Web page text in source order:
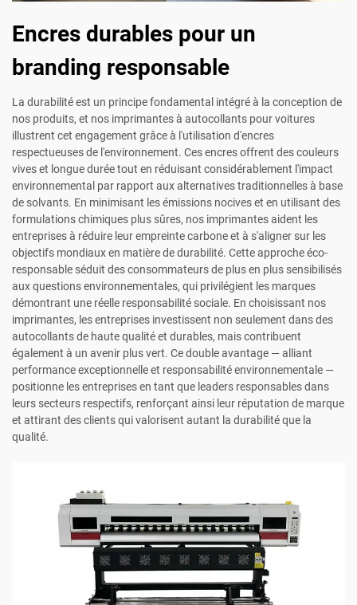
Encres durables pour un
branding responsable
La durabilité est un principe fondamental intégré à la conception de
nos produits, et nos imprimantes à autocollants pour voitures
illustrent cet engagement grâce à l'utilisation d'encres
respectueuses de l'environnement. Ces encres offrent des couleurs
vives et longue durée tout en réduisant considérablement l'impact
environnemental par rapport aux alternatives traditionnelles à base
de solvants. En minimisant les émissions nocives et en utilisant des
formulations chimiques plus sûres, nos imprimantes aident les
entreprises à réduire leur empreinte carbone et à s'aligner sur les
objectifs mondiaux en matière de durabilité. Cette approche éco-
responsable séduit des consommateurs de plus en plus sensibilisés
aux questions environnementales, qui privilégient les marques
démontrant une réelle responsabilité sociale. En choisissant nos
imprimantes, les entreprises investissent non seulement dans des
autocollants de haute qualité et durables, mais contribuent
également à un avenir plus vert. Ce double avantage — alliant
performance exceptionnelle et responsabilité environnementale —
positionne les entreprises en tant que leaders responsables dans
leurs secteurs respectifs, renforçant ainsi leur réputation de marque
et attirant des clients qui valorisent autant la durabilité que la
qualité.